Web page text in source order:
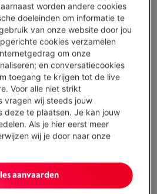
Vergelijken
Groot elektro
€ 14,99/ maand
je toestellen met één abonnement
na aankoop gedekt.
worden andere cookies
doeleinden om informatie te
van onze website door jou
cookies verzamelen
om onze
en conversatiecookies
toegang te krijgen tot de live
Voor alle niet strikt
vragen wij steeds jouw
deze te plaatsen. Je kan jouw
Als je hier eerst meer
wij je door naar onze
aanvaarden